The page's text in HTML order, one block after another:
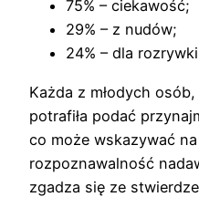
75% – ciekawość;
29% – z nudów;
24% – dla
Każda z młodych
potrafiła podać
co może wskazywać
rozpoznawalność
zgadza się ze